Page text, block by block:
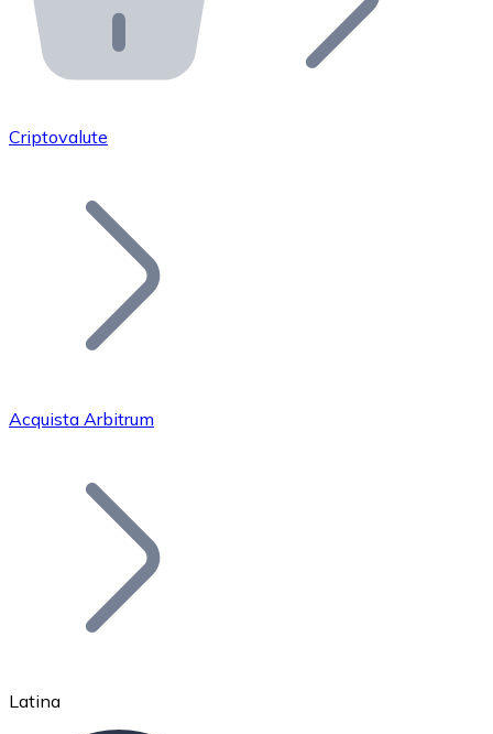
API Bitnovo
Integra la nostra API nel tuo ecosistema.
Unisciti alla nostra rete di rivenditori e
Aggiungi il token del tuo progetto al nostro servizio di
Bitcoin
Criptovalute
Acquista Arbitrum
Latina